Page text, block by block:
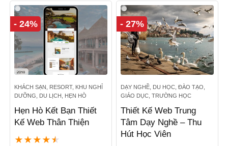
7.800.000 ₫.là:
5.500.000 ₫.
9.900.000 ₫.là:
7.500.000 ₫.
- 24%
KHÁCH SẠN, RESORT, KHU NGHỈ
DƯỠNG, DU LỊCH, HẸN HÒ
Hẹn Hò Kết Bạn Thiết
Kế Web Thân Thiện
★ ★ ★ ★ ★
- 27%
DẠY NGHỀ, DU HỌC, ĐÀO TẠO,
GIÁO DỤC, TRƯỜNG HỌC
Thiết Kế Web Trung
Tâm Dạy Nghề – Thu
Hút Học Viên